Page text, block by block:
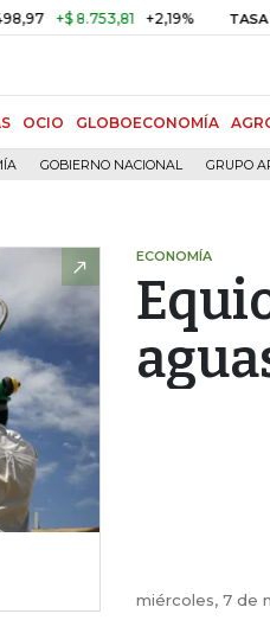
+$ 8.753,81 +2,19% TASA DE
OCIO GLOBOECONOMÍA
GOBIERNO NACIONAL GRUPO
ECONOMÍA
miércoles, 7 de